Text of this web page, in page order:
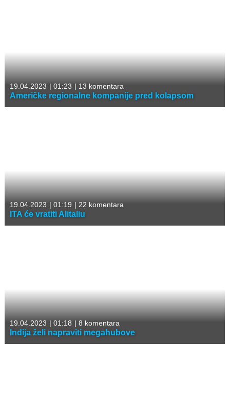
19.04.2023 | 01:23 | 13 komentara
Američke regionalne kompanije pred kolapsom
19.04.2023 | 01:19 | 22 komentara
ITA će vratiti Alitaliu
19.04.2023 | 01:18 | 8 komentara
Indija želi napraviti megahubove